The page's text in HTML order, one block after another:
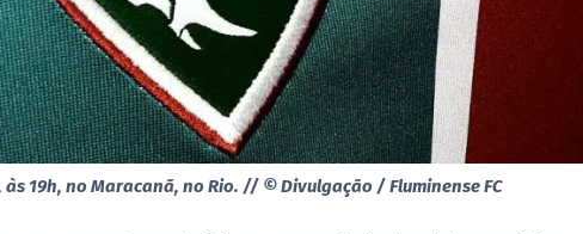
às 19h, no Maracanã, no Rio. // © Divulgação / Fluminense FC